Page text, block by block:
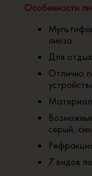
Особенности
линза
Для
Отлично
серый,
7 видов